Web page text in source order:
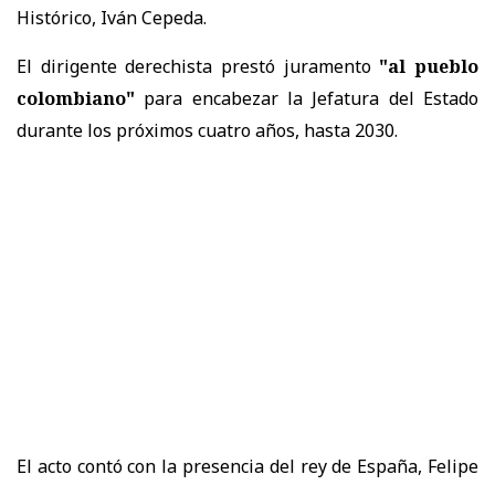
Histórico, Iván Cepeda.
El dirigente derechista prestó juramento "al pueblo
colombiano" para encabezar la Jefatura del Estado
durante los próximos cuatro años, hasta 2030.
El acto contó con la presencia del rey de España, Felipe